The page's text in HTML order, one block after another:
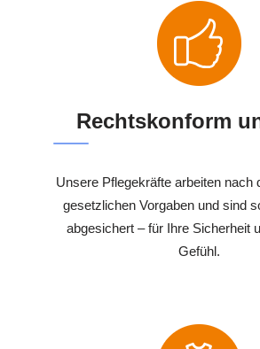
Rechtskonform
Unsere Pflegekräfte arbeiten nach
gesetzlichen Vorgaben und sind
abgesichert – für Ihre Sicherheit
Gefühl.